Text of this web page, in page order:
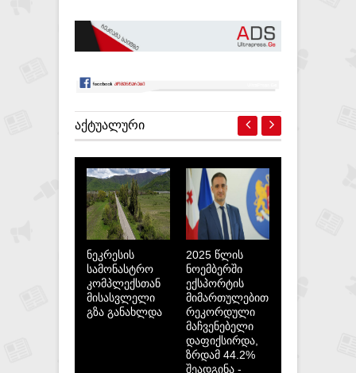
ᲐᲥᲢᲣᲐᲚᲣᲠᲘ
ნეკრესის
სამონასტრო
კომპლექსთან
მისასვლელი
გზა განახლდა
2025 წლის
ნოემბერში
ექსპორტის
მიმართულებით
რეკორდული
მაჩვენებელი
დაფიქსირდა,
ზრდამ 44.2%
შეადგინა -